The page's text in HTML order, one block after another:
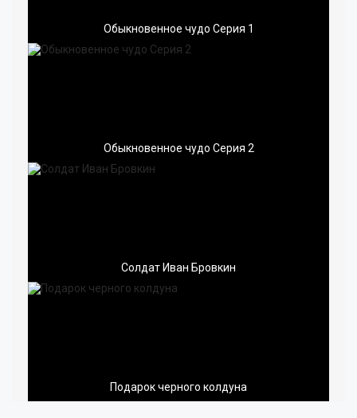
Обыкновенное чудо Серия 1
Обыкновенное чудо Серия 2
Солдат Иван Бровкин
Подарок черного колдуна